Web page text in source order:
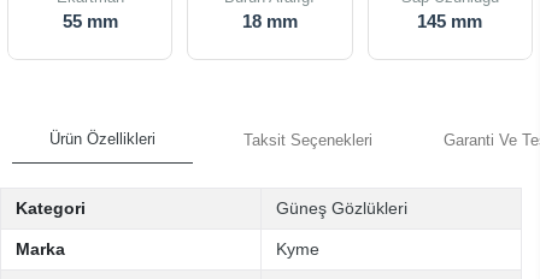
55 mm 18 mm 145 mm
Ürün Özellikleri Taksit Seçenekleri Garanti Ve
Kategori Güneş Gözlükleri
Marka Kyme